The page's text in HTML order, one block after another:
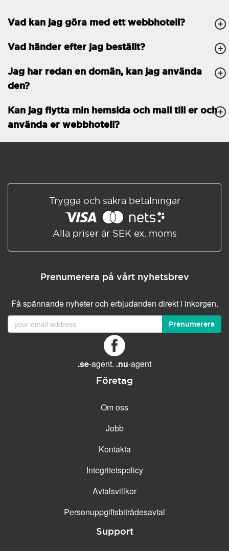
Antal subdomäner Obegränsat
cPanel
FTP, SSH, GIT
Databaser Obegränsat
E-POSTFUNKTIONER
IMAP/CalDAV/CardDAV
Spamskydd Standard
Delad/Synkroniserad
adressbok
E-postfiltrering
Autosvar
Daglig säkerhetskopiering
telefonsupport
30 dagars kostnadsfritt test
Vad kan jag göra med ett webbhotell?
Vad händer efter jag beställt?
Jag har redan en domän, kan jag använda
den?
Kan jag flytta min hemsida och mail till er och
använda er webbhotell?
Trygga och säkra betalningar
Alla priser är SEK ex. moms
Prenumerera på vårt nyhetsbrev
Få spännande nyheter och erbjudanden direkt i inkorgen.
Prenumerera
.se-agent. .nu-agent
Företag
Om oss
Jobb
Kontakta
Integritetspolicy
Avtalsvillkor
Personuppgifts­biträdesavtal
Support